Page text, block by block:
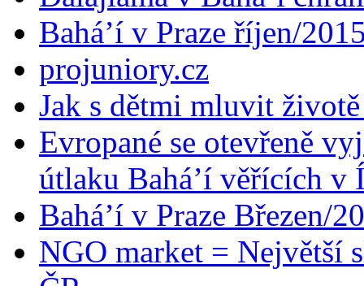
Bahá’í v Praze říjen/
projuniory.cz
Jak s dětmi mluvit
Evropané se otevřeně
útlaku Bahá’í věřících v
Bahá’í v Praze Březen/
NGO market = Největší